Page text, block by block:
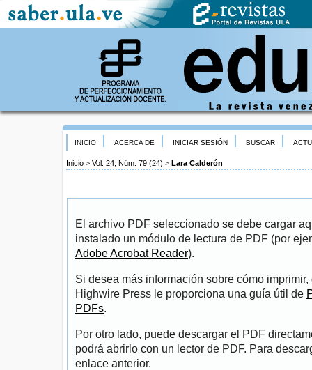
INICIO ACERCA DE INICIAR SESIÓN BUSCAR
Inicio > Vol. 24, Núm. 79 (24) > Lara Calderón
El archivo PDF seleccionado se debe cargar
instalado un módulo de lectura de PDF (por
Adobe Acrobat Reader).
Si desea más información sobre cómo
Highwire Press le proporciona una guía útil de
PDFs.
Por otro lado, puede descargar el PDF
podrá abrirlo con un lector de PDF. Para
enlace anterior.